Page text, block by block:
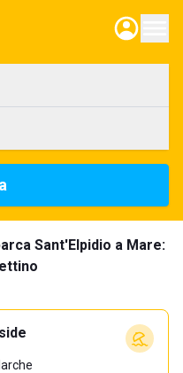
Sant'Elpidio a Mare: